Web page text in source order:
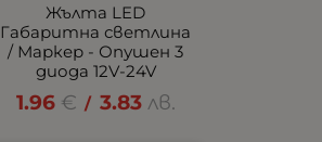
Жълта LED
Габаритна светлина
/ Маркер - Опушен 3
диода 12V-24V
1.96 € / 3.83 лв.